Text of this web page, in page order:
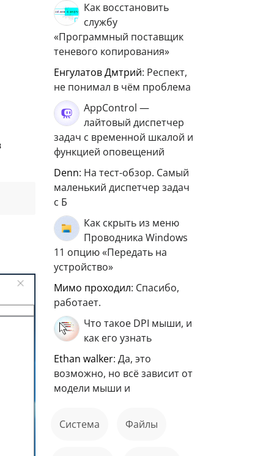
Как восстановить
службу
«Программный поставщик
теневого копирования»
Енгулатов Дмтрий: Респект,
не понимал в чём проблема
AppControl —
лайтовый диспетчер
задач с временной шкалой и
функцией оповещений
Denn: На тест-обзор. Самый
маленький диспетчер задач
с Б
Как скрыть из меню
Проводника Windows
11 опцию «Передать на
устройство»
мимо проходил: Спасибо,
работает.
Что такое DPI мыши, и
как его узнать
ethan walker: Да, это
возможно, но всё зависит от
модели мыши и
Система файлы